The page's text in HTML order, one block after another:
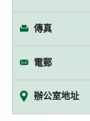
傳真
電郵
辦公室地址